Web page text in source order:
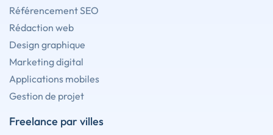
Référencement SEO
Rédaction web
Design graphique
Marketing digital
Applications mobiles
Gestion de projet
Freelance par villes